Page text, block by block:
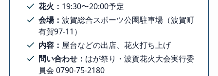
花火： 19:30〜20:00予定
会場：波賀総合スポーツ公園駐車場（波賀町
有賀97-11）
内容： 屋台などの出店、花火打ち上げ
問い合わせ： はが祭り・波賀花火大会実行委
員会 0790-75-2180